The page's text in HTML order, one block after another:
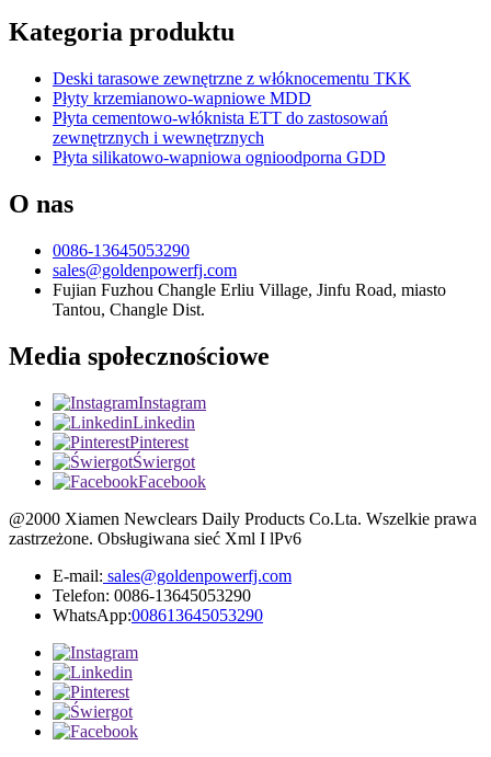
Kategoria produktu
Deski tarasowe zewnętrzne z włóknocementu TKK
Płyty krzemianowo-wapniowe MDD
Płyta cementowo-włóknista ETT do zastosowań
zewnętrznych i wewnętrznych
Płyta silikatowo-wapniowa ognioodporna GDD
O nas
0086-13645053290
sales@goldenpowerfj.com
Fujian Fuzhou Changle Erliu Village, Jinfu Road, miasto
Tantou, Changle Dist.
Media społecznościowe
Instagram
Linkedin
Pinterest
Świergot
Facebook
@2000 Xiamen Newclears Daily Products Co.Lta. Wszelkie prawa
zastrzeżone. Obsługiwana sieć Xml I lPv6
E-mail: sales@goldenpowerfj.com
Telefon: 0086-13645053290
WhatsApp:008613645053290